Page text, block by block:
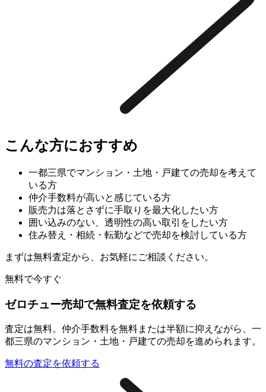
こんな方におすすめ
一都三県でマンション・土地・戸建ての売却を考えて
いる方
仲介手数料が高いと感じている方
販売力は落とさずに手取りを最大化したい方
囲い込みのない、透明性の高い取引をしたい方
住み替え・相続・転勤などで売却を検討している方
まずは無料査定から、お気軽にご相談ください。
無料で今すぐ
ゼロチュー売却で無料査定を依頼する
査定は無料。仲介手数料を無料または半額に抑えながら、一
都三県のマンション・土地・戸建ての売却を進められます。
無料の査定を依頼する